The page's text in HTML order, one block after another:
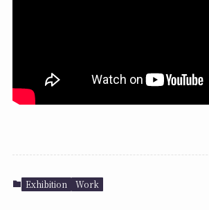
Exhibition Work